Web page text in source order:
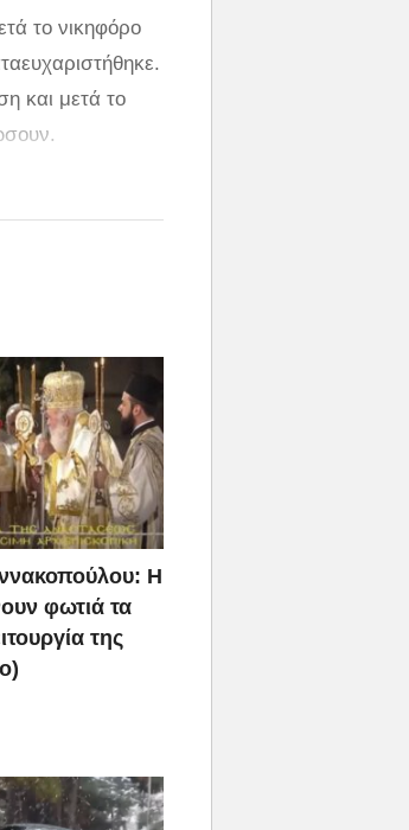
το νικηφόρο
και μετά το
όλοι μαζί
του εξέδρα
Η
φωτιά τα
της